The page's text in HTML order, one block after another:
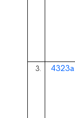
3. 4323а